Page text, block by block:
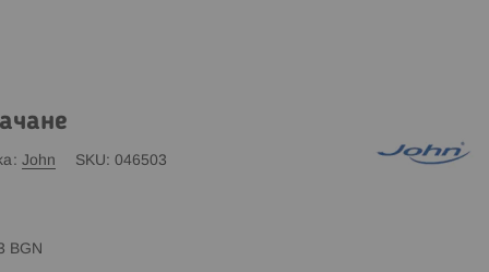
John SKU 046503
BGN